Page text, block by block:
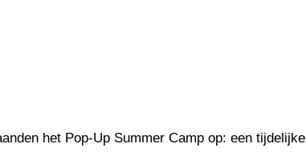
het Pop-Up Summer Camp op: een tijdelijke